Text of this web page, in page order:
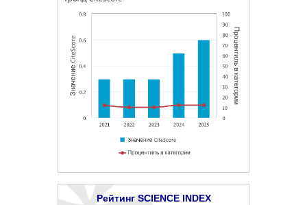
Рейтинг SCIENCE INDEX